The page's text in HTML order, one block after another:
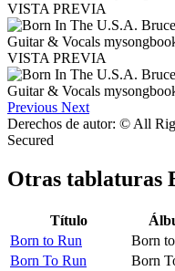
VISTA PREVIA
VISTA PREVIA
Previous Next
Derechos de autor: © All
Secured
Otras tablaturas
Título
Born to Run
Born
Born To Run
Born